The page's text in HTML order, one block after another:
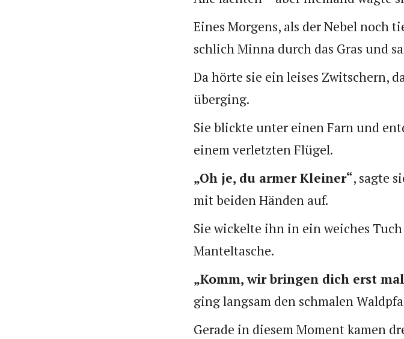
Eines Morgens, als der Nebel noch
schlich Minna durch das Gras und
Da hörte sie ein leises Zwitschern,
überging.
Sie blickte unter einen Farn und
einem verletzten Flügel.
„Oh je, du armer Kleiner“, sagte
mit beiden Händen auf.
Sie wickelte ihn in ein weiches
Manteltasche.
„Komm, wir bringen dich erst
ging langsam den schmalen
Gerade in diesem Moment kamen